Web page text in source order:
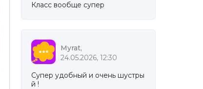
Класс вообще супер
Myrat,
24.05.2026, 12:30
Супер удобный и очень шустры
й !